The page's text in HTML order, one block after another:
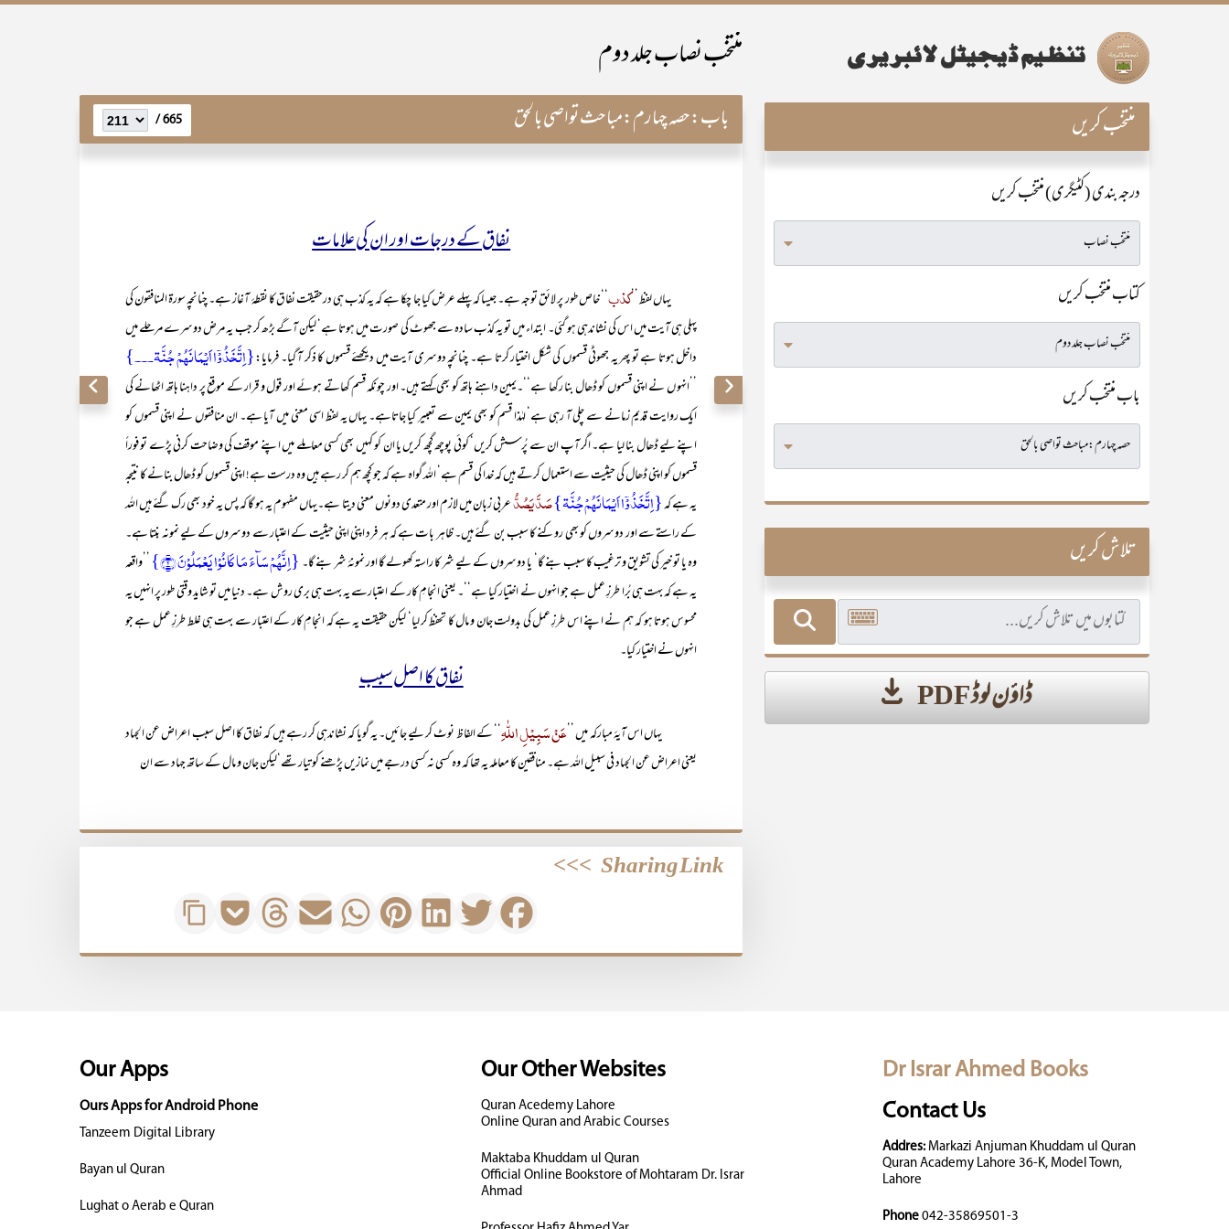
منتخب نصاب جلد دوم
باب:حصہ چہارم:مباحث تواصی بالحق 665 /
نفاق کے درجات اور ان کی علامات
یہاں لفظ ’’کذب ‘‘ خاص طور پر لائق توجہ ہے۔ جیسا کہ پہلے عرض کیا جا چکا ہے کہ یہ کذب ہی درحقیقت نفاق کا نقطۂ آغاز ہے۔ چنانچہ سورۃ المنافقون کی
پہلی ہی آیت میں اس کی نشاندہی ہو گئی۔ ابتداء میں تو یہ کذب سادہ سے جھوٹ کی صورت میں ہوتا ہے‘ لیکن آگے بڑھ کر جب یہ مرض دوسرے مرحلے میں
داخل ہوتا ہے تو پھر یہ جھوٹی قسموں کی شکل اختیار کرتا ہے۔ چنانچہ دوسری آیت میں دیکھئے قسموں کا ذکر آ گیا۔ فرمایا:{اِتَّخَذُوۡۤا اَیۡمَانَہُمۡ جُنَّۃ۔۔۔}
’’انہو ں نے اپنی قسموں کو ڈھال بنا رکھا ہے‘‘۔یمین داہنے ہاتھ کو بھی کہتے ہیں۔ اور چونکہ قسم کھاتے ہوئے اور قول و قرار کے موقع پر داہنا ہاتھ اٹھانے کی
ایک روایت قدیم زمانے سے چلی آ رہی ہے‘ لہٰذا قسم کو بھی یمین سے تعبیر کیا جاتاہے۔ یہاں یہ لفظ اسی معنی میں آیا ہے۔ ان منافقوں نے اپنی قسموں کو
اپنے لیے ڈھال بنا لیا ہے۔ اگر آپ ان سے پُرسش کریں‘ کوئی پوچھ گچھ کریں یا ان کو کہیں بھی کسی معاملے میں اپنے موقف کی وضاحت کرنی پڑے تو فوراً
قسموں کو اپنی ڈھال کی حیثیت سے استعمال کرتے ہیں کہ خدا کی قسم ہے‘ اللہ گواہ ہے کہ جو کچھ ہم کر رہے ہیں وہ درست ہے! اپنی قسموں کو ڈھال بنانے کا نتیجہ
یہ ہے کہ{اِتَّخَذُوۡۤا اَیۡمَانَہُمۡ جُنَّۃ}صَدَّ یَصُدُّعربی زبان میں لازم اور متعدی دونوں معنی دیتا ہے۔یہاں مفہوم یہ ہو گا کہ پس یہ خود بھی رک گئے ہیں اللہ
کے راستے سے اور دوسروں کو بھی روکنے کا سبب بن گئے ہیں۔ ظاہر بات ہے کہ ہر فرد اپنی اپنی حیثیت کے اعتبار سے دوسروں کے لیے نمونہ بنتا ہے۔
وہ یا تو خیر کی تشویق و ترغیب کا سبب بنے گا‘ یا دوسروں کے لیے شر کا راستہ کھولے گا اور نمونۂ شر بنے گا۔{اِنَّہُمۡ سَآءَ مَا کَانُوۡا یَعۡمَلُوۡنَ ﴿۲﴾}
’’واقعہ
یہ ہے کہ بہت ہی بُرا طرزِ عمل ہے جو انہوں نے اختیار کیا ہے‘‘۔ یعنی انجامِ کار کے اعتبارسے یہ بہت ہی بری روش ہے۔ دنیا میں تو شاید وقتی طور پر انہیں یہ
محسوس ہوتا ہو کہ ہم نے اپنے اس طرزِ عمل کی بدولت جان و مال کا تحفظ کر لیا‘ لیکن حقیقت یہ ہے کہ انجامِ کار کے اعتبار سے بہت ہی غلط طرزِ عمل ہے جو
انہوں نے اختیار کیا۔
نفاق کا اصل سبب
یہاں اس آیۂ مبارکہ میں ’’ عَنْ سَبِیْلِ اللّٰہِ ‘‘ کے الفاظ نوٹ کر لیے جائیں۔ یہ گویا کہ نشاندہی کر رہے ہیں کہ نفاق کا اصل سبب اعراض عن الجہاد
یعنی اعراض عن الجہاد فی سبیل اللہ ہے۔ منافقین کا معاملہ یہ تھا کہ وہ کسی نہ کسی درجے میں نمازیں پڑھنے کو تیار تھے‘لیکن جان و مال کے ساتھ جہاد سے ا ن
Sharing Link
>>>
منتخب کریں
درجہ بندی (کٹیگری) منتخب کریں
کتاب منتخب کریں
باب منتخب کریں
تلاش کریں
ڈاؤن لوڈ PDF
Dr Israr Ahmed Books
Contact Us
Addres:Markazi Anjuman Khuddam ul Quran
Quran Academy Lahore 36-K, Model Town,
Lahore
Phone 042-35869501-3
Our Other Websites
Quran Acedemy Lahore
Online Quran and Arabic Courses
Maktaba Khuddam ul Quran
Official Online Bookstore of Mohtaram Dr. Israr
Ahmad
Our Apps
Ours Apps for Android Phone
Tanzeem Digital Library
Bayan ul Quran
Lughat o Aerab e Quran